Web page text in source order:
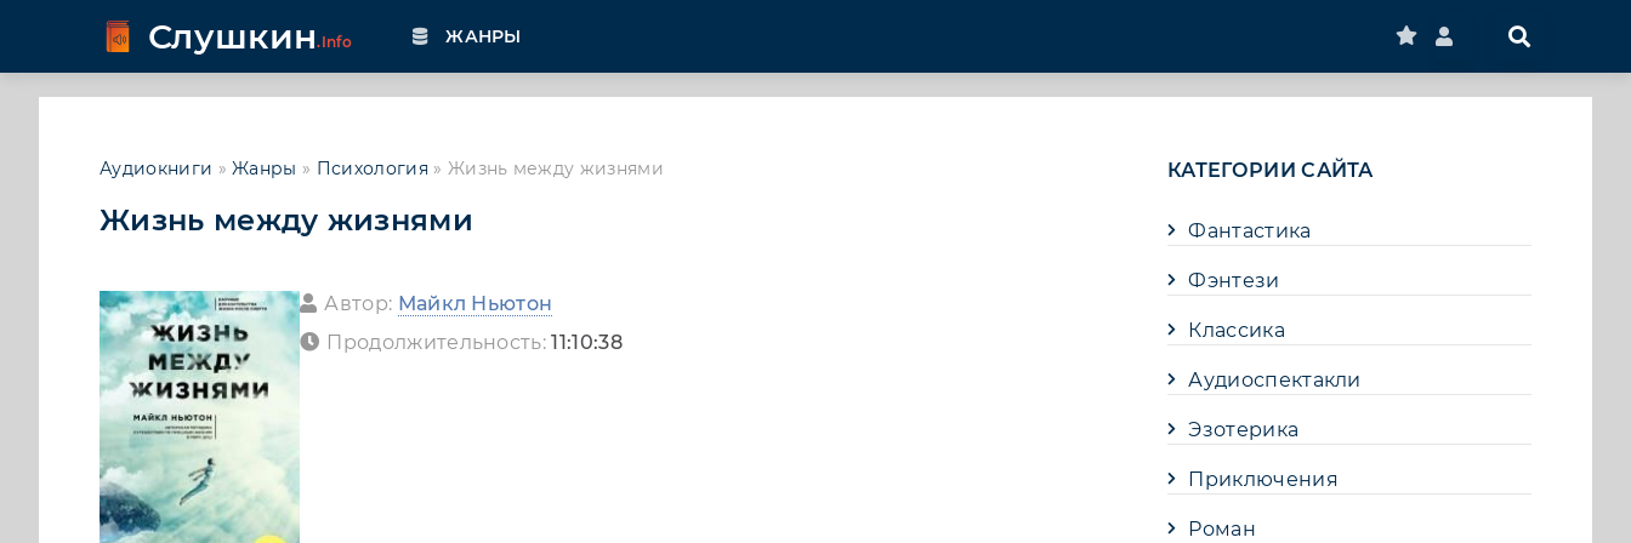
Слушкин.Info ЖАНРЫ
Аудиокниги »Жанры » Психология » Жизнь между жизнями
Жизнь между жизнями
Автор: Майкл Ньютон
Продолжительность:11:10:38
КАТЕГОРИИ САЙТА
Фантастика
Фэнтези
Классика
Аудиоспектакли
Эзотерика
Приключения
Роман